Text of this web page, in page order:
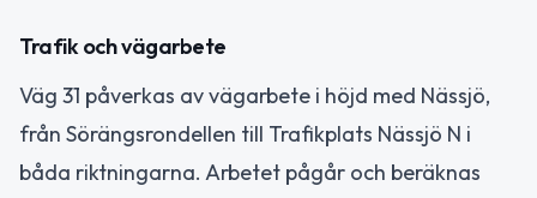
Trafik och vägarbete
Väg 31 påverkas av vägarbete i höjd med Nässjö,
från Sörängsrondellen till Trafikplats Nässjö N i
båda riktningarna. Arbetet pågår och beräknas